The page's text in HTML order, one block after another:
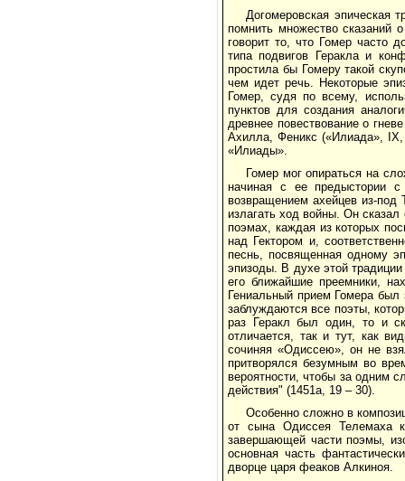
Догомеровская
помнить множество сказаний
говорит то, что Гомер часто
типа подвигов Геракла и
простила бы Гомеру такой
чем идет речь. Некоторые
Гомер, судя по всему,
пунктов для создания
древнее повествование о
Ахилла, Феникс («Илиада», IХ,
«Илиады».
Гомер мог опираться на
начиная с ее предыстории
возвращением ахейцев из-
излагать ход войны. Он
поэмах, каждая из которых
над Гектором и,
песнь, посвященная одному
эпизоды. В духе этой
его ближайшие преемники,
Гениальный прием Гомера был
заблуждаются все поэты,
раз Геракл был один, то и
отличается, так и тут, как
сочиняя «Одиссею», он не
притворялся безумным во
вероятности, чтобы за одним
действия" (1451а, 19 – 30).
Особенно сложно в
от сына Одиссея Телемаха
завершающей части поэмы,
основная часть
дворце царя феаков Алкиноя.